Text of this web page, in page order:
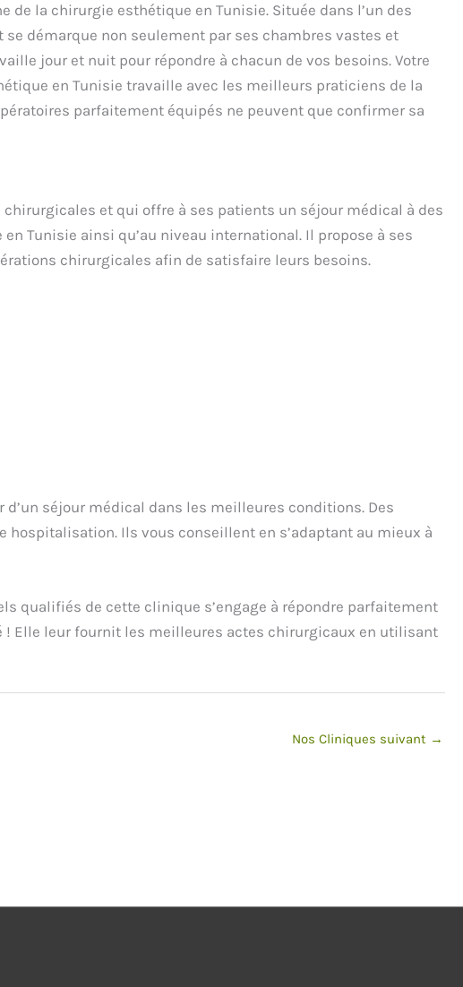
de la chirurgie esthétique en Tunisie. Située dans l’un des
démarque non seulement par ses chambres vastes et
jour et nuit pour répondre à chacun de vos besoins. Votre
en Tunisie travaille avec les meilleurs praticiens de la
parfaitement équipés ne peuvent que confirmer sa
et qui offre à ses patients un séjour médical à des
Tunisie ainsi qu’au niveau international. Il propose à ses
chirurgicales afin de satisfaire leurs besoins.
séjour médical dans les meilleures conditions. Des
Ils vous conseillent en s’adaptant au mieux à
qualifiés de cette clinique s’engage à répondre parfaitement
Elle leur fournit les meilleures actes chirurgicaux en utilisant
Nos Cliniques suivant →